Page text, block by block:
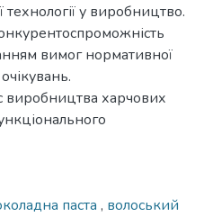
у виробництво.
вимог нормативної
виробництва харчових
паста , волоський